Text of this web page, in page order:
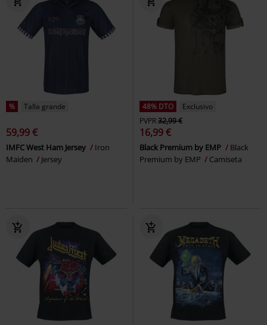
% Talla grande
59,99 €
IMFC West Ham Jersey
Iron
Maiden
Jersey
48% DTO
Exclusivo
PVPR32,99 €
16,99 €
Black Premium by EMP
Black
Premium by EMP
Camiseta